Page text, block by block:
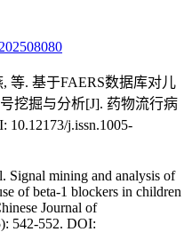
等. 基于FAERS数据库对儿
挖掘与分析[J]. 药物流行病
10.12173/j.issn.1005-
Signal mining and analysis of
of beta-1 blockers in children
Journal of
542-552. DOI: